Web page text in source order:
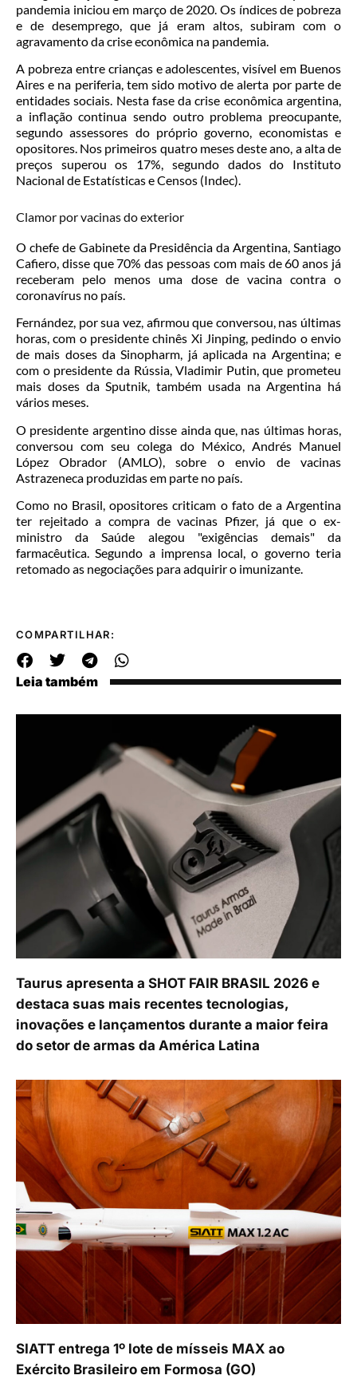
pandemia iniciou em março de 2020. Os índices de pobreza
e de desemprego, que já eram altos, subiram com o
agravamento da crise econômica na pandemia.
A pobreza entre crianças e adolescentes, visível em Buenos
Aires e na periferia, tem sido motivo de alerta por parte de
entidades sociais. Nesta fase da crise econômica argentina,
a inflação continua sendo outro problema preocupante,
segundo assessores do próprio governo, economistas e
opositores. Nos primeiros quatro meses deste ano, a alta de
preços superou os 17%, segundo dados do Instituto
Nacional de Estatísticas e Censos (Indec).
Clamor por vacinas do exterior
O chefe de Gabinete da Presidência da Argentina, Santiago
Cafiero, disse que 70% das pessoas com mais de 60 anos já
receberam pelo menos uma dose de vacina contra o
coronavírus no país.
Fernández, por sua vez, afirmou que conversou, nas últimas
horas, com o presidente chinês Xi Jinping, pedindo o envio
de mais doses da Sinopharm, já aplicada na Argentina; e
com o presidente da Rússia, Vladimir Putin, que prometeu
mais doses da Sputnik, também usada na Argentina há
vários meses.
O presidente argentino disse ainda que, nas últimas horas,
conversou com seu colega do México, Andrés Manuel
López Obrador (AMLO), sobre o envio de vacinas
Astrazeneca produzidas em parte no país.
Como no Brasil, opositores criticam o fato de a Argentina
ter rejeitado a compra de vacinas Pfizer, já que o ex-
ministro da Saúde alegou "exigências demais" da
farmacêutica. Segundo a imprensa local, o governo teria
retomado as negociações para adquirir o imunizante.
COMPARTILHAR:
Leia também
Taurus apresenta a SHOT FAIR BRASIL 2026 e
destaca suas mais recentes tecnologias,
inovações e lançamentos durante a maior feira
do setor de armas da América Latina
SIATT entrega 1º lote de mísseis MAX ao
Exército Brasileiro em Formosa (GO)